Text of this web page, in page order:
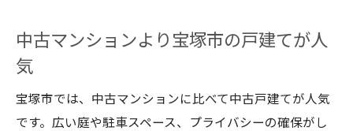
中古マンションより宝塚市の戸建てが人
気
宝塚市では、中古マンションに比べて中古戸建てが人気
です。広い庭や駐車スペース、プライバシーの確保がし